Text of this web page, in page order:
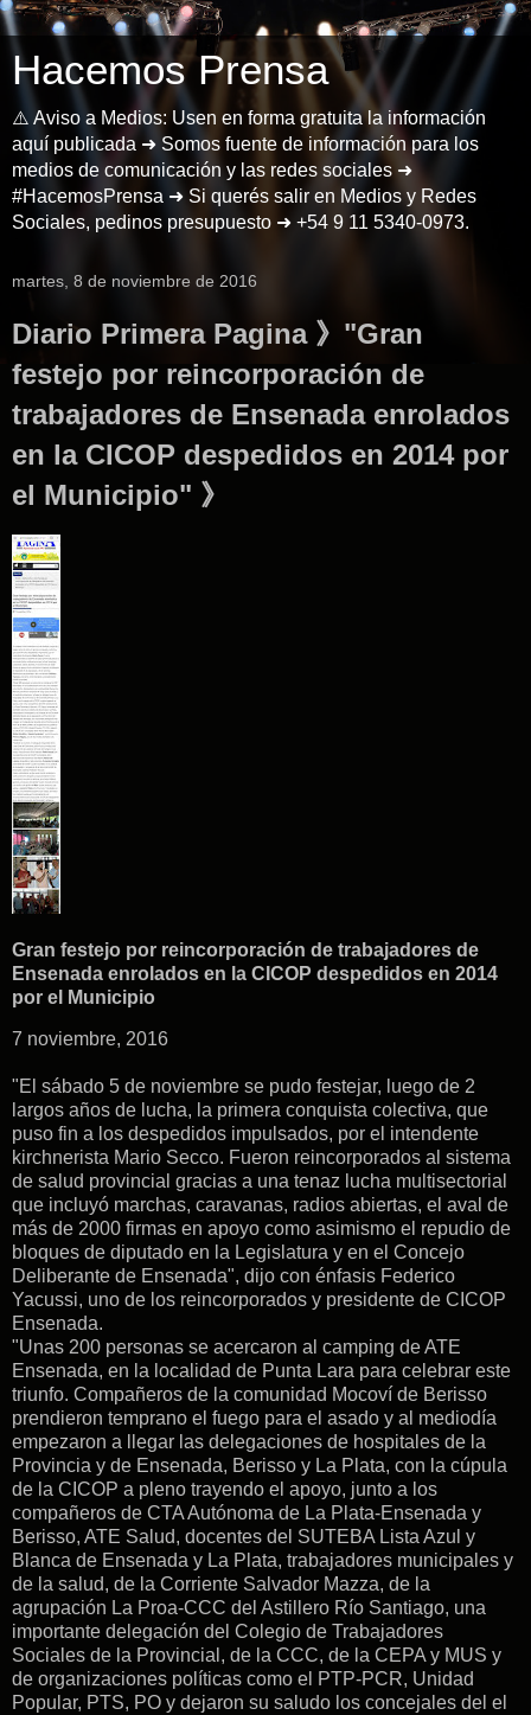
Hacemos Prensa
⚠️ Aviso a Medios: Usen en forma gratuita la información
aquí publicada ➜ Somos fuente de información para los
medios de comunicación y las redes sociales ➜
#HacemosPrensa ➜ Si querés salir en Medios y Redes
Sociales, pedinos presupuesto ➜ +54 9 11 5340-0973.
martes, 8 de noviembre de 2016
Diario Primera Pagina 》"Gran
festejo por reincorporación de
trabajadores de Ensenada enrolados
en la CICOP despedidos en 2014 por
el Municipio" 》
Gran festejo por reincorporación de trabajadores de
Ensenada enrolados en la CICOP despedidos en 2014
por el Municipio
7 noviembre, 2016
"El sábado 5 de noviembre se pudo festejar, luego de 2
largos años de lucha, la primera conquista colectiva, que
puso fin a los despedidos impulsados, por el intendente
kirchnerista Mario Secco. Fueron reincorporados al sistema
de salud provincial gracias a una tenaz lucha multisectorial
que incluyó marchas, caravanas, radios abiertas, el aval de
más de 2000 firmas en apoyo como asimismo el repudio de
bloques de diputado en la Legislatura y en el Concejo
Deliberante de Ensenada", dijo con énfasis Federico
Yacussi, uno de los reincorporados y presidente de CICOP
Ensenada.
"Unas 200 personas se acercaron al camping de ATE
Ensenada, en la localidad de Punta Lara para celebrar este
triunfo. Compañeros de la comunidad Mocoví de Berisso
prendieron temprano el fuego para el asado y al mediodía
empezaron a llegar las delegaciones de hospitales de la
Provincia y de Ensenada, Berisso y La Plata, con la cúpula
de la CICOP a pleno trayendo el apoyo, junto a los
compañeros de CTA Autónoma de La Plata-Ensenada y
Berisso, ATE Salud, docentes del SUTEBA Lista Azul y
Blanca de Ensenada y La Plata, trabajadores municipales y
de la salud, de la Corriente Salvador Mazza, de la
agrupación La Proa-CCC del Astillero Río Santiago, una
importante delegación del Colegio de Trabajadores
Sociales de la Provincial, de la CCC, de la CEPA y MUS y
de organizaciones políticas como el PTP-PCR, Unidad
Popular, PTS, PO y dejaron su saludo los concejales del el